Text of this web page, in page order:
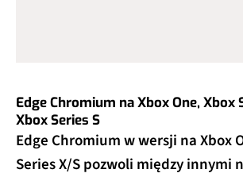
Edge Chromium na Xbox One, Xbox
Xbox Series S
Edge Chromium w wersji na Xbox
Series X/S pozwoli między innymi